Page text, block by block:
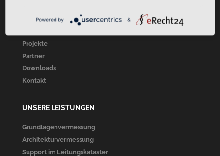
Über Uns
Projekte
Partner
Downloads
Kontakt
UNSERE LEISTUNGEN
Grundlagenvermessung
Architekturvermessung
Support im Leitungskataster
Powered by &